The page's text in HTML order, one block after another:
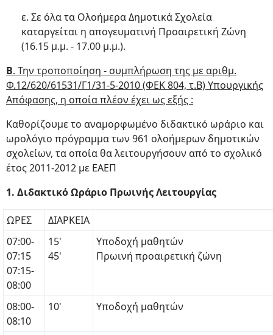
ε. Σε όλα τα Ολοήμερα Δημοτικά Σχολεία
καταργείται η απογευματινή Προαιρετική Ζώνη
(16.15 μ.μ. - 17.00 μ.μ.).
Β. Την τροποποίηση - συμπλήρωση της με αριθμ.
Φ.12/620/61531/Γ1/31-5-2010 (ΦΕΚ 804, τ.Β) Υπουργικής
Απόφασης, η οποία πλέον έχει ως εξής :
Καθορίζουμε το αναμορφωμένο διδακτικό ωράριο και
ωρολόγιο πρόγραμμα των 961 ολοήμερων δημοτικών
σχολείων, τα οποία θα λειτουργήσουν από το σχολικό
έτος 2011-2012 με ΕΑΕΠ
1. Διδακτικό Ωράριο Πρωινής Λειτουργίας
ΩΡΕΣ
ΔΙΑΡΚΕΙΑ
07:00-
07:15
07:15-
08:00
15'
45'
Υποδοχή μαθητών
Πρωινή προαιρετική ζώνη
08:00-
08:10
10' Υποδοχή μαθητών